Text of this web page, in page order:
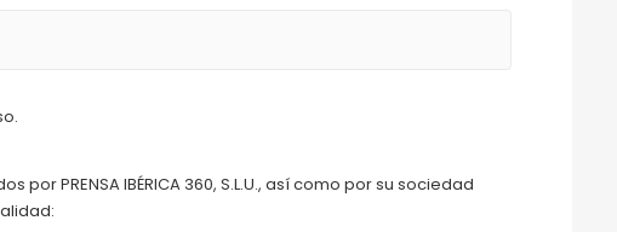
PRENSA IBÉRICA 360, S.L.U., así como por su sociedad